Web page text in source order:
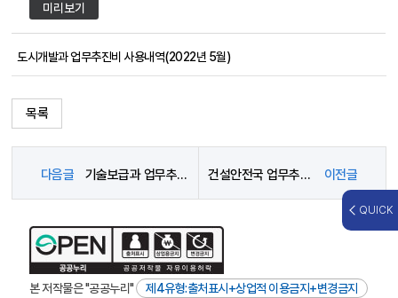
미리보기
도시개발과 업무추진비 사용내역(2022년 5월)
목록
다음글 기술보급과 업무추진비 사용내역(2022. 5.) 건설안전국 업무추진비 사용내역(2022년 5월) 이전글
본 저작물은 "공공누리"
제4유형:출처표시+상업적 이용금지+변경금지
QUICK